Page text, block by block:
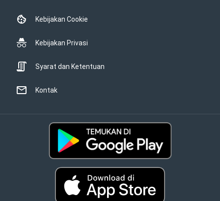
Kebijakan Cookie
Kebijakan Privasi
Syarat dan Ketentuan
Kontak